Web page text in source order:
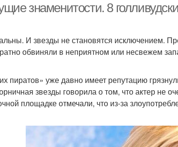
знаменитости. 8
И звезды не становятся исключением.
обвиняли в неприятном или несвежем
пиратов» уже давно имеет репутацию
звезды говорила о том, что актер не
площадке отмечали, что из-за